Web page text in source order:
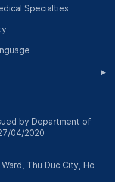
Specialties
▸
by Department of
04/2020
Thu Duc City, Ho